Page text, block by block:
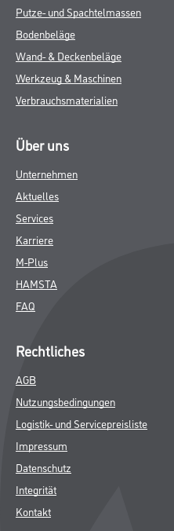
Putze- und Spachtelmassen
Bodenbeläge
Wand- & Deckenbeläge
Werkzeug & Maschinen
Verbrauchsmaterialien
Über uns
Unternehmen
Aktuelles
Services
Karriere
M-Plus
HAMSTA
FAQ
Rechtliches
AGB
Nutzungsbedingungen
Logistik- und Servicepreisliste
Impressum
Datenschutz
Integrität
Kontakt